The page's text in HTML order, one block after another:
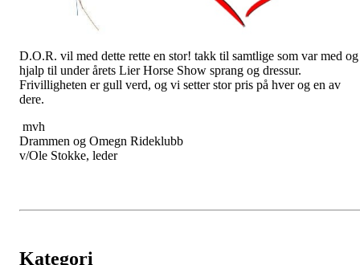
D.O.R. vil med dette rette en stor! takk til samtlige som var med og
hjalp til under årets Lier Horse Show sprang og dressur.
Frivilligheten er gull verd, og vi setter stor pris på hver og en av
dere.
mvh
Drammen og Omegn Rideklubb
v/Ole Stokke, leder
Kategori